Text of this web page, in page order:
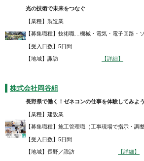
光の技術で未来をつなぐ
【業種】製造業
【募集職種】技術職…機械・電気・電子回路・
【受入日数】5日間
【地域】諏訪 【詳細】
株式会社岡谷組
長野県で働く！ゼネコンの仕事を体験してみよう
【業種】建設業
【募集職種】施工管理職（工事現場で指示・調
【受入日数】5日間
【地域】長野／諏訪 【詳細】